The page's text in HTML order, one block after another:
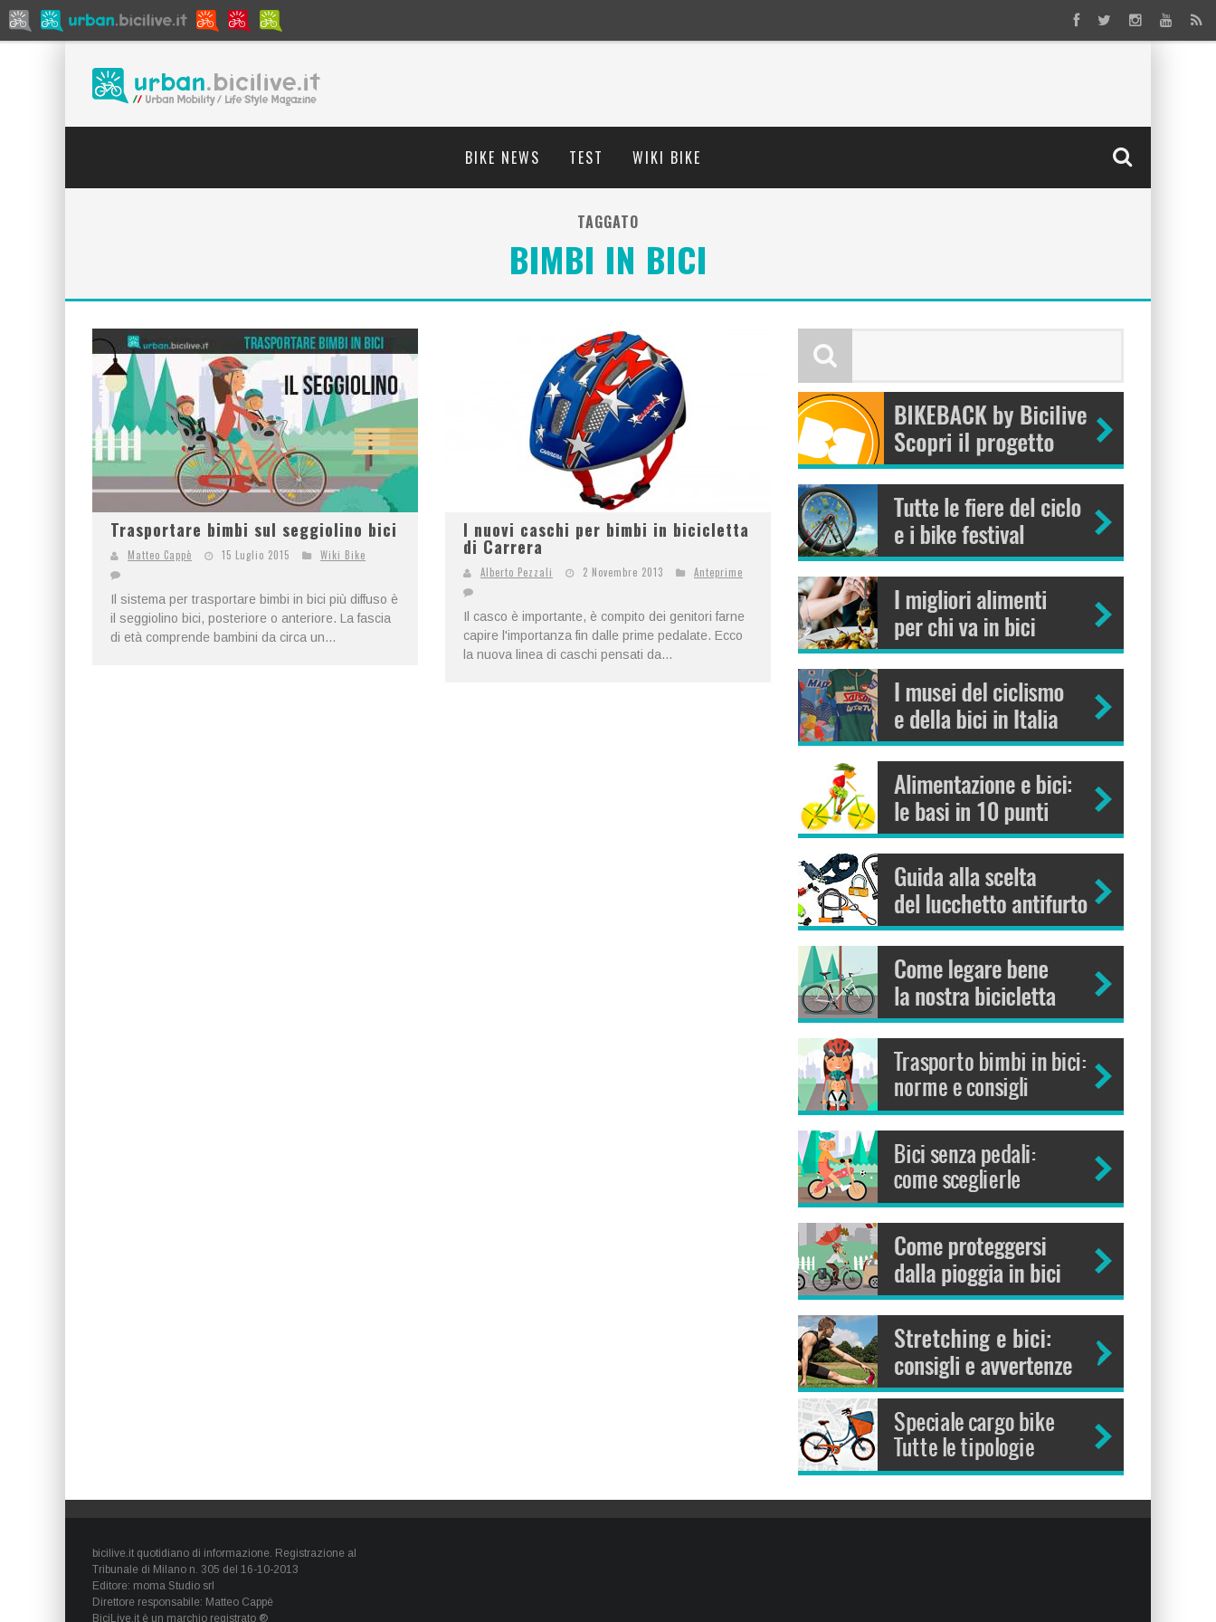
BIKE NEWS TEST WIKI BIKE
TAGGATO
BIMBI IN BICI
Trasportare bimbi sul seggiolino bici
Matteo Cappè 15 Luglio 2015 Wiki Bike
Il sistema per trasportare bimbi in bici più diffuso è
il seggiolino bici, posteriore o anteriore. La fascia
di età comprende bambini da circa un...
I nuovi caschi per bimbi in bicicletta
di Carrera
Alberto Pezzali 2 Novembre 2013 Anteprime
Il casco è importante, è compito dei genitori farne
capire l'importanza fin dalle prime pedalate. Ecco
la nuova linea di caschi pensati da...
bicilive.it quotidiano di informazione. Registrazione al
Tribunale di Milano n. 305 del 16-10-2013
Editore: moma Studio srl
Direttore responsabile: Matteo Cappè
BiciLive.it è un marchio registrato ®